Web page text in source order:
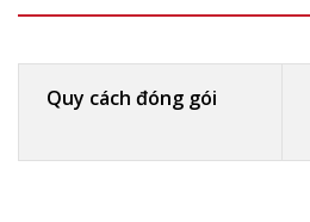
Quy cách đóng gói